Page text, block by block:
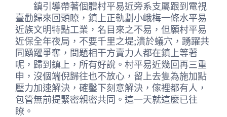
鎮引導帶著個體村平易近旁系支屬跟到電視
臺勸歸來回頭瞭，鎮上正軌劃小峨梅一條水平易
近族文明特點工業，名目來之不易，但願村平易
近保全年夜局，不要千里之堤;潰於蟻穴，踴躍共
同踴躍爭奪，問題相干方賣力人都在鎮上等著
呢，歸到鎮上，所有好說。村平易近幾回再三重
申，沒個端倪歸往也不放心，留上去隻為施加點
壓力加速解決，確鑿下刻意解決，傢裡都有人，
包管無前提緊密親密共同。這一天就這麼已往
瞭。